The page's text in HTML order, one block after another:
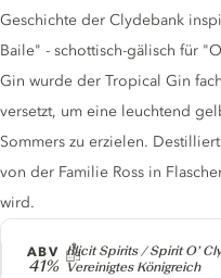
Producer
Illicit Spirits / Spirit O’
Vereinigtes Königreich
ABV
41%
Geschichte der Clydebank
Baile" - schottisch-gälisch für
Gin wurde der Tropical Gin
versetzt, um eine leuchtend
Sommers zu erzielen.
von der Familie Ross in
wird.